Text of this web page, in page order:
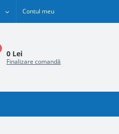
Contul meu
0 Lei
Finalizare comandă